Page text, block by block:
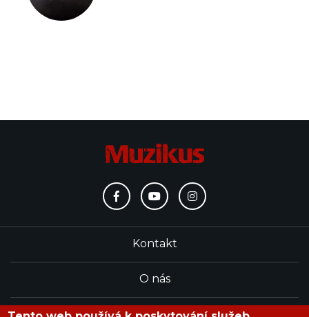
Kontakt
O nás
Redakce